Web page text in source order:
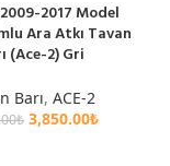
2017 Model
Ara Atkı Tavan
(Ace-2) Gri
Barı, ACE-2
₺ 3,850.00₺